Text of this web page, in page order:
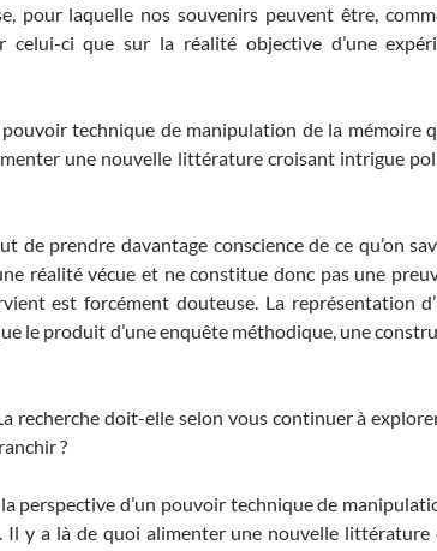
pour laquelle nos souvenirs peuvent être,
ci que sur la réalité objective d’une
technique de manipulation de la mémoire
une nouvelle littérature croisant intrigue
prendre davantage conscience de ce qu’on
réalité vécue et ne constitue donc pas une
est forcément douteuse. La représentation
le produit d’une enquête méthodique, une
recherche doit-elle selon vous continuer à
?
perspective d’un pouvoir technique de
y a là de quoi alimenter une nouvelle